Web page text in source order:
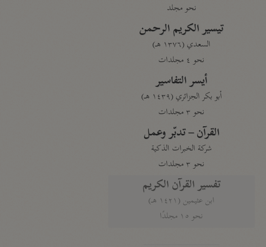
نحو مجلد
تيسير الكريم الرحمن
السعدي (١٣٧٦ هـ)
نحو ٤ مجلدات
أيسر التفاسير
أبو بكر الجزائري (١٤٣٩ هـ)
نحو ٣ مجلدات
القرآن – تدبّر وعمل
شركة الخبرات الذكية
نحو ٣ مجلدات
تفسير القرآن الكريم
ابن عثيمين (١٤٢١ هـ)
نحو ١٥ مجلدًا